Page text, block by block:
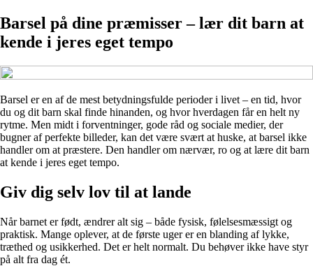
Barsel på dine præmisser – lær dit barn at
kende i jeres eget tempo
Barsel er en af de mest betydningsfulde perioder i livet – en tid, hvor
du og dit barn skal finde hinanden, og hvor hverdagen får en helt ny
rytme. Men midt i forventninger, gode råd og sociale medier, der
bugner af perfekte billeder, kan det være svært at huske, at barsel ikke
handler om at præstere. Den handler om nærvær, ro og at lære dit barn
at kende i jeres eget tempo.
Giv dig selv lov til at lande
Når barnet er født, ændrer alt sig – både fysisk, følelsesmæssigt og
praktisk. Mange oplever, at de første uger er en blanding af lykke,
træthed og usikkerhed. Det er helt normalt. Du behøver ikke have styr
på alt fra dag ét.